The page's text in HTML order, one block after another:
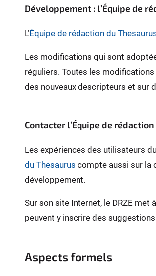
Développement : l’Équipe de
L’Équipe de rédaction du Thesaurus
Les modifications qui sont
réguliers. Toutes les
des nouveaux descripteurs et sur
Contacter l’Équipe de
Les expériences des utilisateurs
du Thesaurus compte aussi sur la
développement.
Sur son site Internet, le DRZE met
peuvent y inscrire des
Aspects formels